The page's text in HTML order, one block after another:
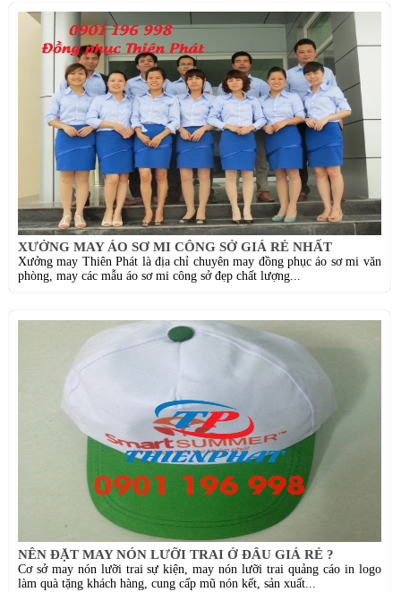
XƯỞNG MAY ÁO SƠ MI CÔNG SỞ GIÁ RẺ NHẤT
Xưởng may Thiên Phát là địa chỉ chuyên may đồng phục áo sơ mi văn
phòng, may các mẫu áo sơ mi công sở đẹp chất lượng...
NÊN ĐẶT MAY NÓN LƯỠI TRAI Ở ĐÂU GIÁ RẺ ?
Cơ sở may nón lưỡi trai sự kiện, may nón lưỡi trai quảng cáo in logo
làm quà tặng khách hàng, cung cấp mũ nón kết, sản xuất...